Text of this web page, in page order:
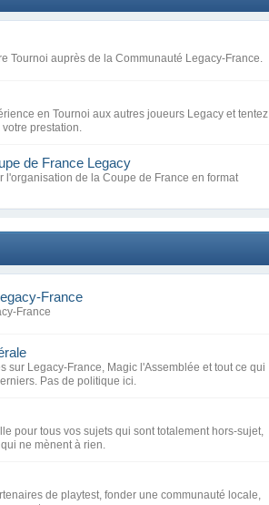
Tournoi auprès de la Communauté Legacy-France.
en Tournoi aux autres joueurs Legacy et tentez
prestation.
de France Legacy
l'organisation de la Coupe de France en format
France
France
sur Legacy-France, Magic l'Assemblée et tout ce qui
Pas de politique ici.
pour tous vos sujets qui sont totalement hors-sujet,
ne mènent à rien.
de playtest, fonder une communauté locale,